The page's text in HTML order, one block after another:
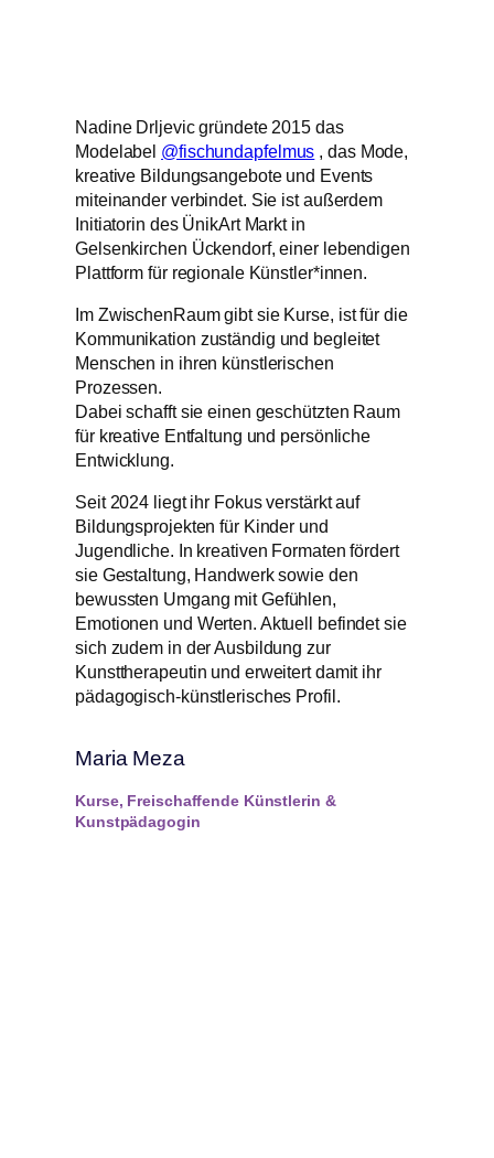
Nadine Drljevic gründete 2015 das
Modelabel @fischundapfelmus , das Mode,
kreative Bildungsangebote und Events
miteinander verbindet. Sie ist außerdem
Initiatorin des ÜnikArt Markt in
Gelsenkirchen Ückendorf, einer lebendigen
Plattform für regionale Künstler*innen.
Im ZwischenRaum gibt sie Kurse, ist für die
Kommunikation zuständig und begleitet
Menschen in ihren künstlerischen
Prozessen.
Dabei schafft sie einen geschützten Raum
für kreative Entfaltung und persönliche
Entwicklung.
Seit 2024 liegt ihr Fokus verstärkt auf
Bildungsprojekten für Kinder und
Jugendliche. In kreativen Formaten fördert
sie Gestaltung, Handwerk sowie den
bewussten Umgang mit Gefühlen,
Emotionen und Werten. Aktuell befindet sie
sich zudem in der Ausbildung zur
Kunsttherapeutin und erweitert damit ihr
pädagogisch-künstlerisches Profil.
Maria Meza
Kurse, Freischaffende Künstlerin &
Kunstpädagogin